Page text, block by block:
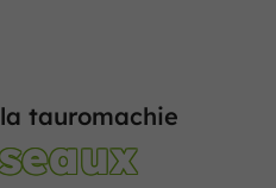
tauromachie